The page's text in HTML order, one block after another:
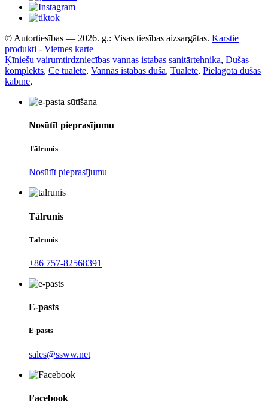
© Autortiesības — 2026. g.: Visas tiesības aizsargātas. Karstie
produkti - Vietnes karte
Ķīniešu vairumtirdzniecības vannas istabas sanitārtehnika, Dušas
komplekts, Ce tualete, Vannas istabas duša, Tualete, Pielāgota dušas
kabīne,
Nosūtīt pieprasījumu
Tālrunis
Nosūtīt pieprasījumu
Tālrunis
Tālrunis
+86 757-82568391
E-pasts
E-pasts
sales@ssww.net
Facebook